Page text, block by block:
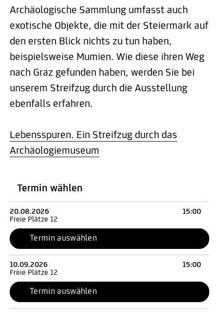
Archäologische Sammlung umfasst auch
exotische Objekte, die mit der Steiermark auf
den ersten Blick nichts zu tun haben,
beispielsweise Mumien. Wie diese ihren Weg
nach Graz gefunden haben, werden Sie bei
unserem Streifzug durch die Ausstellung
ebenfalls erfahren.
Lebensspuren. Ein Streifzug durch das
Archäologiemuseum
Termin wählen
20.08.2026
15:00
Freie Plätze 12
Termin auswählen
10.09.2026
15:00
Freie Plätze 12
Termin auswählen